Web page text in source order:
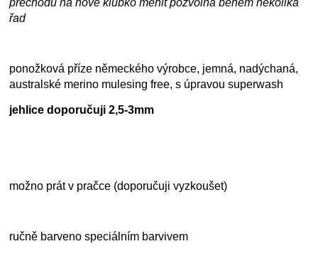
řad
ponožková příze německého výrobce, jemná, nadýchaná,
australské merino mulesing free, s úpravou superwash
jehlice doporučuji 2,5-3mm
možno prát v pračce (doporučuji vyzkoušet)
ručně barveno speciálním barvivem